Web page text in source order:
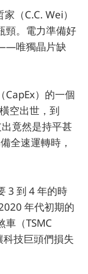
（C.C. Wei）
頸。電力準備好
唯獨晶片缺
CapEx）的一個
空出世，到
竟然是持平甚
全速運轉時，
3 到 4 年的時
年代初期的
車（TSMC
技巨頭們損失